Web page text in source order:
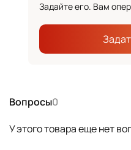
Вопросы0
У этого товара еще нет
Задайте его. Вам